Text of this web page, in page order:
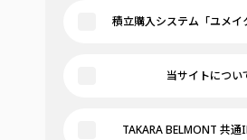
積立購入システム「ユメイ
当サイトについ
TAKARA BELMONT 共